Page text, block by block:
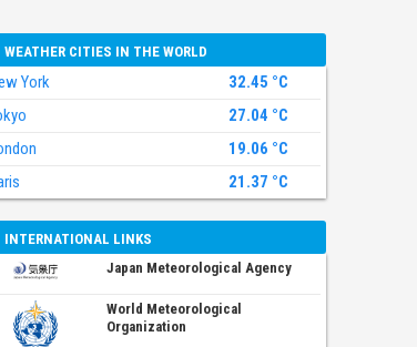
WEATHER CITIES IN THE WORLD
York
32.45 °C
27.04 °C
19.06 °C
21.37 °C
INTERNATIONAL LINKS
Japan Meteorological Agency
World Meteorological
Organization